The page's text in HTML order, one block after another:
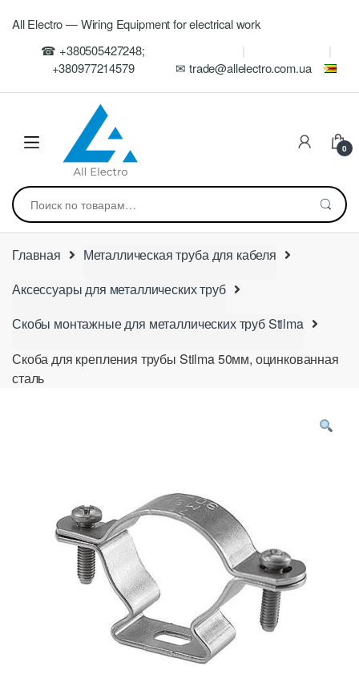
navigation
All Electro — Wiring Equipment for electrical work
☎ +380505427248;
+380977214579
✉ trade@allelectro.com.ua
0
Искать:
Главная
Металлическая труба для кабеля
Аксессуары для металлических труб
Скобы монтажные для металлических труб Stilma
Скоба для крепления трубы Stilma 50мм, оцинкованная
сталь